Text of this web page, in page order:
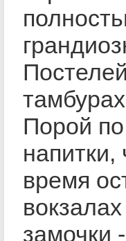
Порой по
напитки,
время
замочки